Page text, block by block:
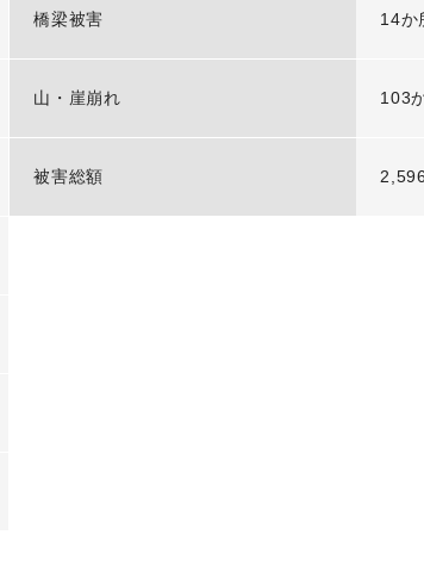
橋梁被害 14か
山・崖崩れ 103
被害総額